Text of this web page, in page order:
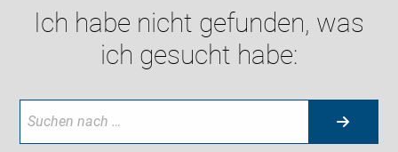
Ich habe nicht gefunden, was
ich gesucht habe: